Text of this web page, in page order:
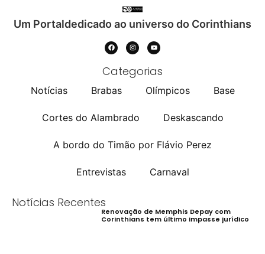
Um Portaldedicado ao universo do Corinthians
Categorias
Notícias Brabas Olímpicos Base
Cortes do Alambrado Deskascando
A bordo do Timão por Flávio Perez
Entrevistas Carnaval
Notícias Recentes
Renovação de Memphis Depay com
Corinthians tem último impasse jurídico